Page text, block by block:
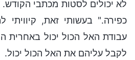
לא יכולים לסטות מכתבי
כפירה." בעשותי זאת,
עבודת האל הכול יכול באחרית
לקבל עליהם את האל הכול יכול.